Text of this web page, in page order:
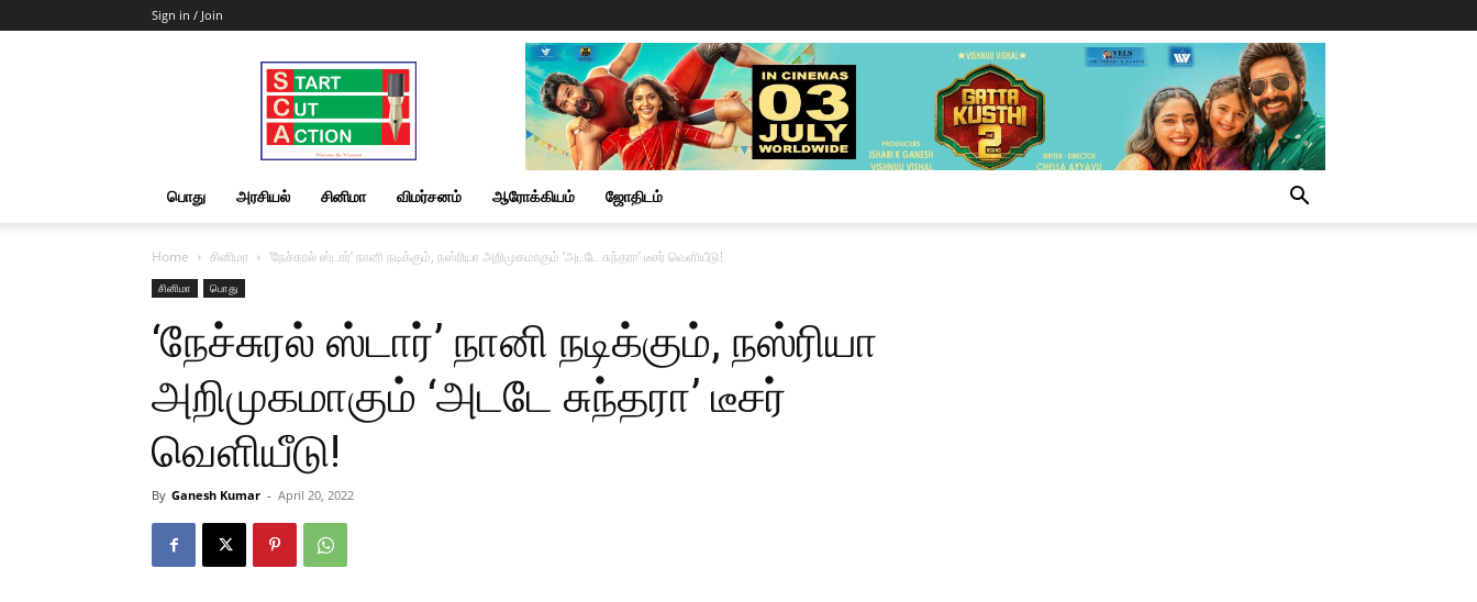
Sign in / Join
Start
Cut
Action
|
News
&
பொது அரசியல் சினிமா விமர்சனம் ஆரோக்கியம் ஜோதிடம்
Home சினிமா ‘நேச்சுரல் ஸ்டார்’ நானி நடிக்கும், நஸ்ரியா அறிமுகமாகும் ‘அடடே சுந்தரா’ டீசர் வெளியீடு!
சினிமா பொது
‘நேச்சுரல் ஸ்டார்’ நானி நடிக்கும், நஸ்ரியா
அறிமுகமாகும் ‘அடடே சுந்தரா’ டீசர்
வெளியீடு!
By Ganesh Kumar - April 20, 2022